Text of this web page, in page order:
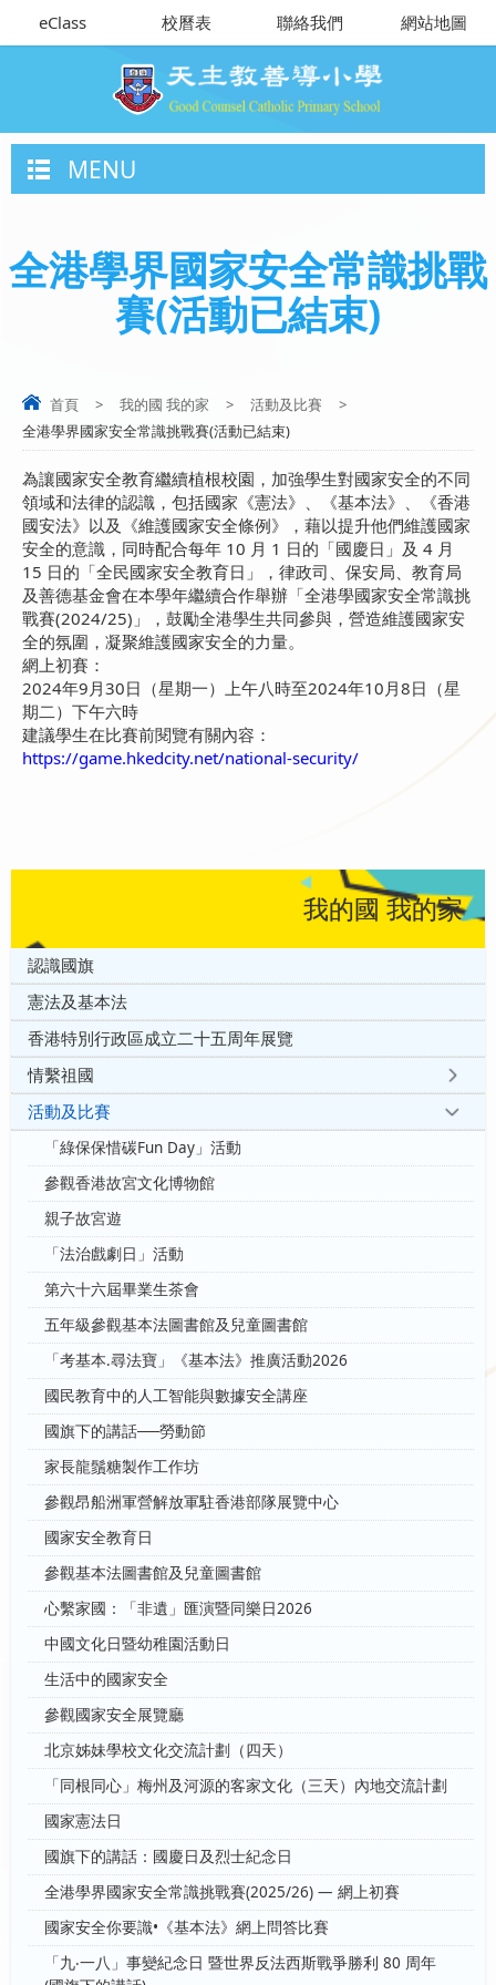
eClass 校曆表 聯絡我們 網站地圖
MENU
全港學界國家安全常識挑戰
賽(活動已結束)
首頁 > 我的國 我的家 > 活動及比賽
>
全港學界國家安全常識挑戰賽(活動已結束)
為讓國家安全教育繼續植根校園，加強學生對國家安全的不同
領域和法律的認識，包括國家《憲法》、《基本法》、《香港
國安法》以及《維護國家安全條例》，藉以提升他們維護國家
安全的意識，同時配合每年 10 月 1 日的「國慶日」及 4 月
15 日的「全民國家安全教育日」，律政司、保安局、教育局
及善德基金會在本學年繼續合作舉辦「全港學國家安全常識挑
戰賽(2024/25)」，鼓勵全港學生共同參與，營造維護國家安
全的氛圍，凝聚維護國家安全的力量。
網上初賽：
2024年9月30日（星期一）上午八時至2024年10月8日（星
期二）下午六時
建議學生在比賽前閱覽有關內容：
https://game.hkedcity.net/national-security/
我的國 我的家
認識國旗
憲法及基本法
香港特別行政區成立二十五周年展覽
情繫祖國
活動及比賽
「綠保保惜碳Fun Day」活動
參觀香港故宮文化博物館
親子故宮遊
「法治戲劇日」活動
第六十六屆畢業生茶會
五年級參觀基本法圖書館及兒童圖書館
「考基本.尋法寶」《基本法》推廣活動2026
國民教育中的人工智能與數據安全講座
國旗下的講話──勞動節
家長龍鬚糖製作工作坊
參觀昂船洲軍營解放軍駐香港部隊展覽中心
國家安全教育日
參觀基本法圖書館及兒童圖書館
心繫家國：「非遺」匯演暨同樂日2026
中國文化日暨幼稚園活動日
生活中的國家安全
參觀國家安全展覽廳
北京姊妹學校文化交流計劃（四天）
「同根同心」梅州及河源的客家文化（三天）內地交流計劃
國家憲法日
國旗下的講話：國慶日及烈士紀念日
全港學界國家安全常識挑戰賽(2025/26) — 網上初賽
國家安全你要識•《基本法》網上問答比賽
「九‧一八」事變紀念日 暨世界反法西斯戰爭勝利 80 周年